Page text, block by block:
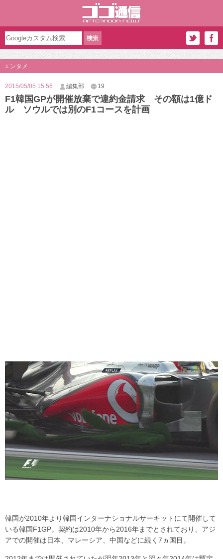
エンタメ
2015/05/05 15:56 編集部 19
F1韓国GPが開催放棄で違約金請求 その額は1億ド
ル ソウルでは別のF1コースを計画
韓国が2010年より韓国インターナショナルサーキットにて開催して
いる韓国F1GP。契約は2010年から2016年までとされており、アジ
アでの開催は日本、マレーシア、中国などに続く7ヵ国目。